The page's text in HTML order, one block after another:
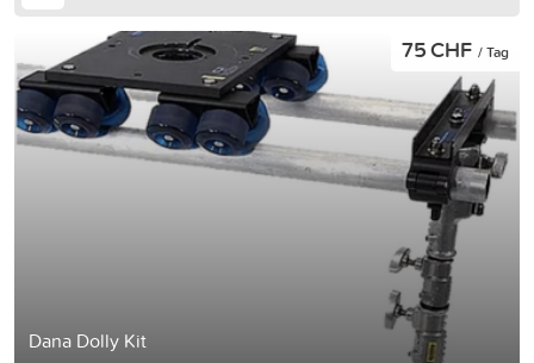
Dana Dolly Kit
75 CHF / Tag